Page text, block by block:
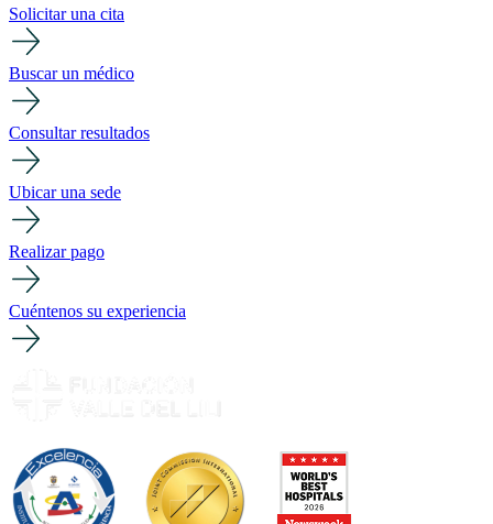
Solicitar una cita
Buscar un médico
Consultar resultados
Ubicar una sede
Realizar pago
Cuéntenos su experiencia